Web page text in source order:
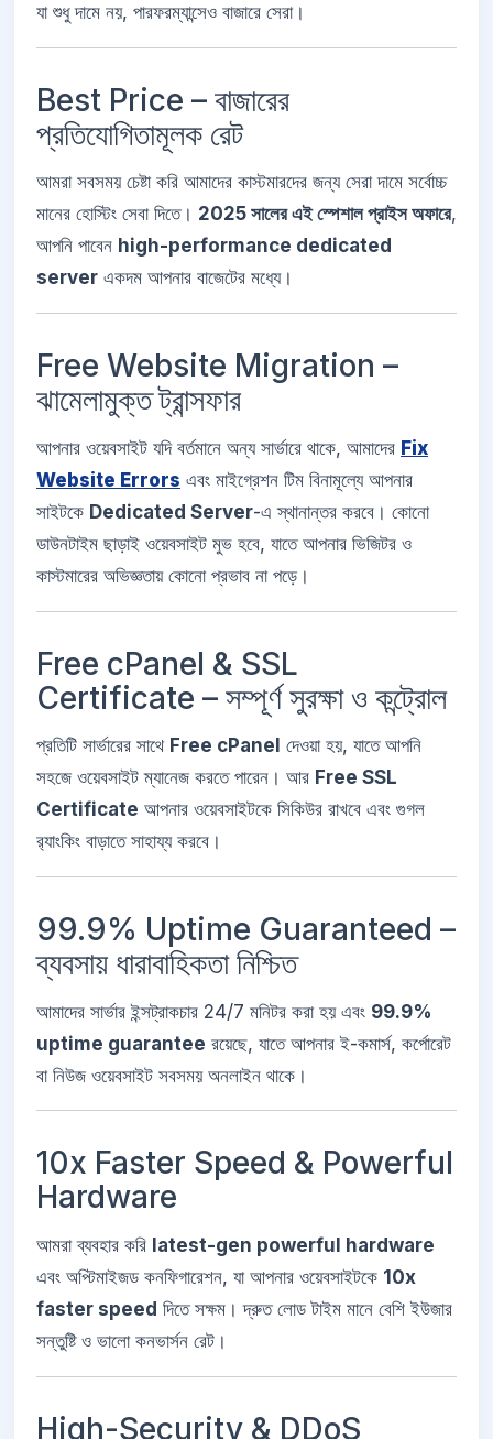
যা শুধু দামে নয়, পারফরম্যান্সেও বাজারে সেরা।
Best Price – বাজারের
প্রতিযোগিতামূলক রেট
আমরা সবসময় চেষ্টা করি আমাদের কাস্টমারদের জন্য সেরা দামে সর্বোচ্চ
মানের হোস্টিং সেবা দিতে। 2025 সালের এই স্পেশাল প্রাইস অফারে,
আপনি পাবেন high-performance dedicated
server একদম আপনার বাজেটের মধ্যে।
Free Website Migration –
ঝামেলামুক্ত ট্রান্সফার
আপনার ওয়েবসাইট যদি বর্তমানে অন্য সার্ভারে থাকে, আমাদের Fix
Website Errors এবং মাইগ্রেশন টিম বিনামূল্যে আপনার
সাইটকে Dedicated Server-এ স্থানান্তর করবে। কোনো
ডাউনটাইম ছাড়াই ওয়েবসাইট মুভ হবে, যাতে আপনার ভিজিটর ও
কাস্টমারের অভিজ্ঞতায় কোনো প্রভাব না পড়ে।
Free cPanel & SSL
Certificate – সম্পূর্ণ সুরক্ষা ও কন্ট্রোল
প্রতিটি সার্ভারের সাথে Free cPanel দেওয়া হয়, যাতে আপনি
সহজে ওয়েবসাইট ম্যানেজ করতে পারেন। আর Free SSL
Certificate আপনার ওয়েবসাইটকে সিকিউর রাখবে এবং গুগল
র‌্যাংকিং বাড়াতে সাহায্য করবে।
99.9% Uptime Guaranteed –
ব্যবসায় ধারাবাহিকতা নিশ্চিত
আমাদের সার্ভার ইন্সট্রাকচার 24/7 মনিটর করা হয় এবং 99.9%
uptime guarantee রয়েছে, যাতে আপনার ই-কমার্স, কর্পোরেট
বা নিউজ ওয়েবসাইট সবসময় অনলাইন থাকে।
10x Faster Speed & Powerful
Hardware
আমরা ব্যবহার করি latest-gen powerful hardware
এবং অপ্টিমাইজড কনফিগারেশন, যা আপনার ওয়েবসাইটকে 10x
faster speed দিতে সক্ষম। দ্রুত লোড টাইম মানে বেশি ইউজার
সন্তুষ্টি ও ভালো কনভার্সন রেট।
High-Security & DDoS